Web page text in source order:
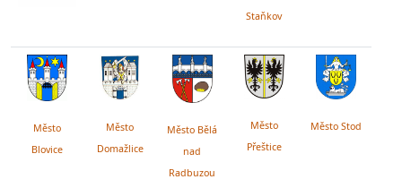
Staňkov
Město
Blovice
Město
Domažlice
Město Bělá
nad
Radbuzou
Město
Přeštice
Město Stod